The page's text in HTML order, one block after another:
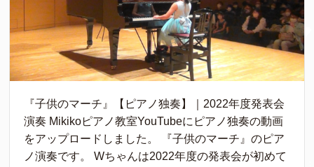
『子供のマーチ』【ピアノ独奏】｜2022年度発表会
演奏 Mikikoピアノ教室YouTubeにピアノ独奏の動画
をアップロードしました。 『子供のマーチ』のピア
ノ演奏です。 Wちゃんは2022年度の発表会が初めて